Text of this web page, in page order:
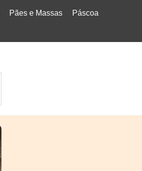
Pães e Massas
Páscoa